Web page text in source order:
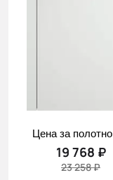
Цена за полотно
19 768 ₽
23 258 ₽